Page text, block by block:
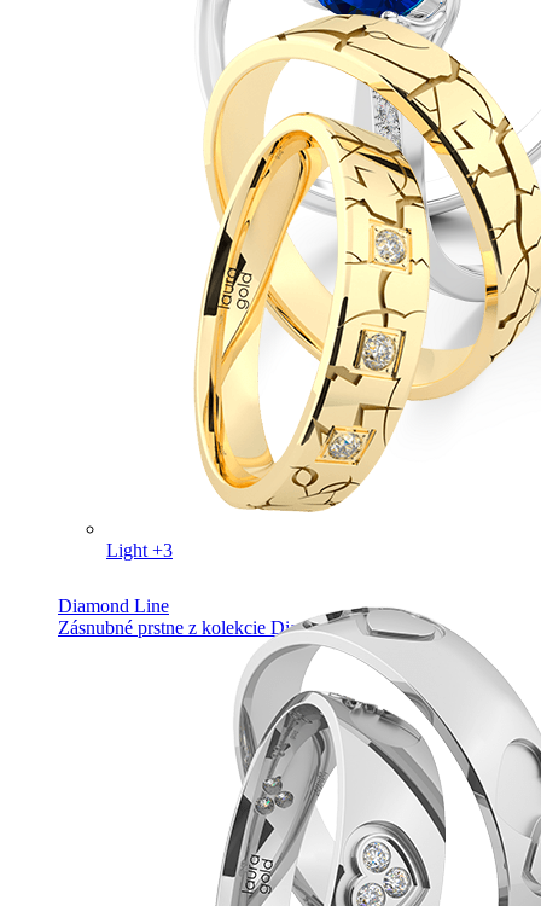
Diamond Line
Zásnubné prstne z kolekcie Diamonds line.
Light +3